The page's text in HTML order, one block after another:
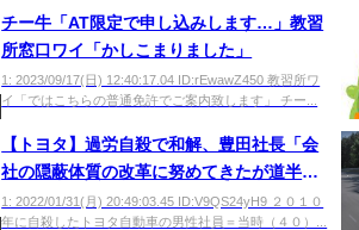
チー牛「AT限定で申し込みします…」教習
所窓口ワイ「かしこまりました」
1: 2023/09/17(日) 12:40:17.04 ID:rEwawZ450 教習所ワ
イ「ではこちらの普通免許でご案内致します」 チー...
【トヨタ】過労自殺で和解、豊田社長「会
社の隠蔽体質の改革に努めてきたが道半
ば 再発防止に努める」遺族に謝罪
1: 2022/01/31(月) 20:49:03.45 ID:V9QS24yH9 ２０１０
年に自殺したトヨタ自動車の男性社員＝当時（４０）...